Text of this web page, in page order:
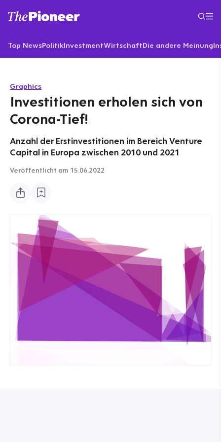
Top NewsPolitikInvestmentWirtschaftDie andere Meinung
Graphics
Investitionen erholen sich von
Corona-Tief!
Anzahl der Erstinvestitionen im Bereich Venture
Capital in Europa zwischen 2010 und 2021
Veröffentlicht am 15.06.2022